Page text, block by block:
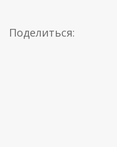
Поделиться: